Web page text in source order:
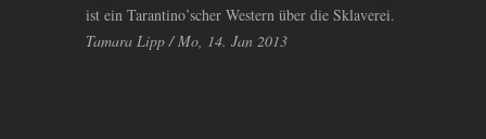
ist ein Tarantino’scher Western über die Sklaverei.
Tamara Lipp / Mo, 14. Jan 2013